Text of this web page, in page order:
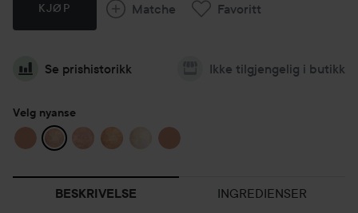
KJØP Matche Favoritt
Se prishistorikk Ikke tilgjengelig i butikk
Velg nyanse
BESKRIVELSE INGREDIENSER